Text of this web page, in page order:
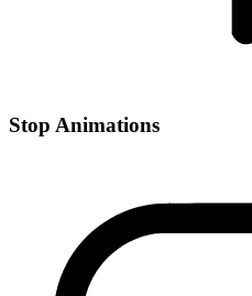
Stop Animations